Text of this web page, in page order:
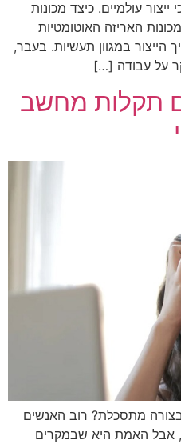
עולמיים. כיצד מכונות
האריזה האוטומטיות
במגוון תעשיות. בעבר,
על עבודה […]
תקלות מחשב
מתסכלת? רוב האנשים
אבל האמת היא שבמקרים